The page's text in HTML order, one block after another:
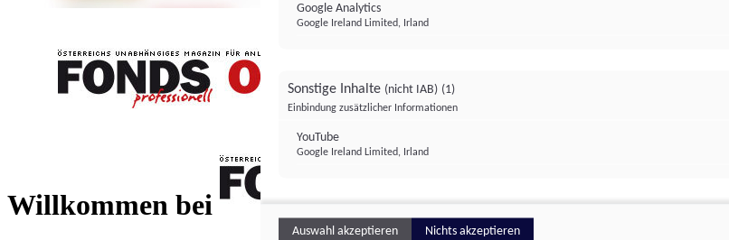
Willkommen bei
FONDS professionell
Google Analytics
Google Ireland Limited, Irland
Sonstige Inhalte (nicht IAB) (1)
Einbindung zusätzlicher Informationen
YouTube
Google Ireland Limited, Irland
Auswahl akzeptieren Nichts akzeptieren